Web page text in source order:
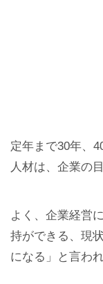
定年まで30年、
人材は、企業の
よく、企業経営
持ができる、現
になる」と言われ